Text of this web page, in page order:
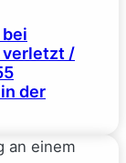
verletzt /
der